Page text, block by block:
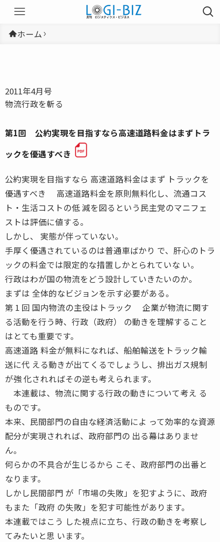
ホーム
2011年4月号
物流行政を斬る
第1回 公約実現を目指すなら高速道路料金はまずトラ
ックを優遇すべき
公約実現を目指すなら 高速道路料金はまず トラックを
優遇すべき 高速道路料金を原則無料化し、流通コス
ト・生活コストの低 減を図るという民主党のマニフェ
ストは評価に値する。
しかし、 実態が伴っていない。
手厚く優遇されているのは普通車ばかり で、肝心のトラ
ックの料金では限定的な措置しかとられていな い。
行政はわが国の物流をどう設計していきたいのか。
まずは 全体的なビジョンを示す必要がある。
第 1 回 国内物流の主役はトラック 企業が物流に関す
る活動を行う時、行政（政府） の動きを理解すること
はとても重要です。
高速道路 料金が無料になれば、船舶輸送をトラック輸
送に代 える動きが出てくるでしょうし、排出ガス規制
が強 化されればその逆も考えられます。
本連載は、物流に関する行政の動きについて考え る
ものです。
本来、民間部門の自由な経済活動によ って効率的な資源
配分が実現されれば、政府部門の 出る幕はありませ
ん。
何らかの不具合が生じるから こそ、政府部門の出番と
なります。
しかし民間部門 が「市場の失敗」を犯すように、政府
もまた「政府 の失敗」を犯す可能性があります。
本連載ではこう した視点に立ち、行政の動きを考察し
てみたいと思 います。